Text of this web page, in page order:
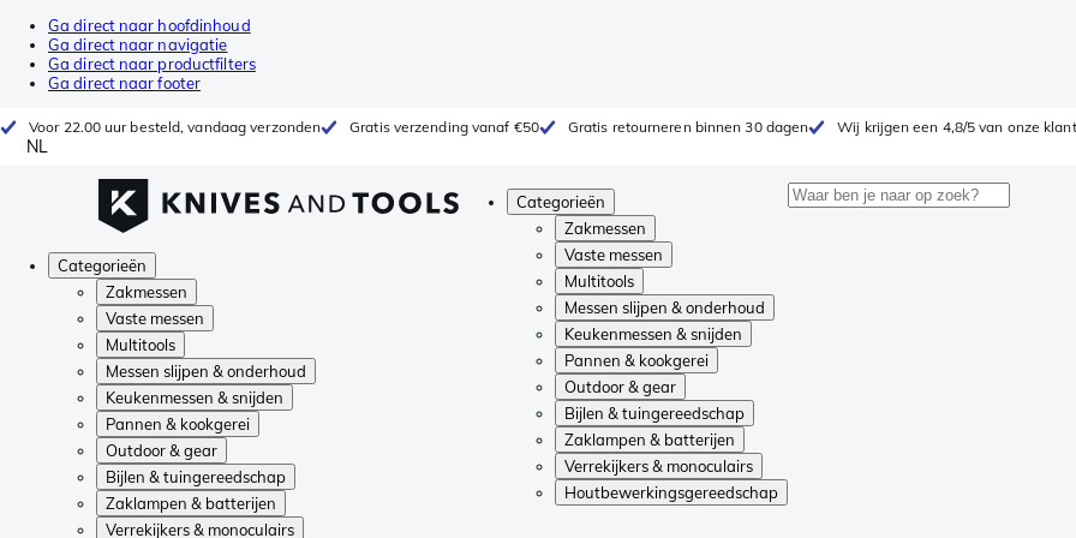
Ga direct naar hoofdinhoud
Ga direct naar navigatie
Ga direct naar productfilters
Ga direct naar footer
Voor 22.00 uur besteld, vandaag verzonden Gratis verzending vanaf €50 Gratis retourneren binnen 30 dagen Wij krijgen een 4,8/5 van onze
NL
Categorieën
Zakmessen
Vaste messen
Multitools
Messen slijpen & onderhoud
Keukenmessen & snijden
Pannen & kookgerei
Outdoor & gear
Bijlen & tuingereedschap
Zaklampen & batterijen
Verrekijkers & monoculairs
Houtbewerkingsgereedschap
Categorieën
Zakmessen
Vaste messen
Multitools
Messen slijpen & onderhoud
Keukenmessen & snijden
Pannen & kookgerei
Outdoor & gear
Bijlen & tuingereedschap
Zaklampen & batterijen
Verrekijkers & monoculairs